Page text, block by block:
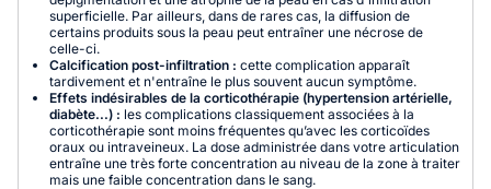
superficielle. Par ailleurs, dans de rares cas, la diffusion de
certains produits sous la peau peut entraîner une nécrose de
celle-ci.
Calcification post-infiltration : cette complication apparaît
tardivement et n'entraîne le plus souvent aucun symptôme.
Effets indésirables de la corticothérapie (hypertension artérielle,
diabète...) : les complications classiquement associées à la
corticothérapie sont moins fréquentes qu’avec les corticoïdes
oraux ou intraveineux. La dose administrée dans votre articulation
entraîne une très forte concentration au niveau de la zone à traiter
mais une faible concentration dans le sang.